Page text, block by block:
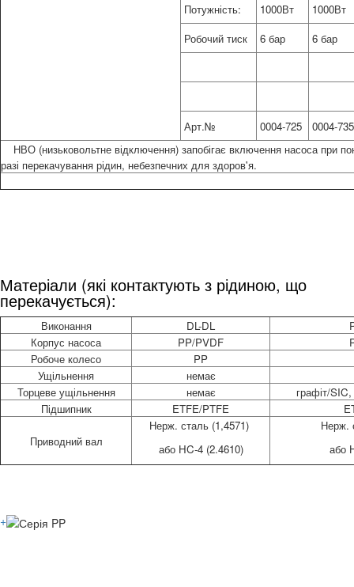
Потужність:
1000Вт
1000Вт
Робочий тиск
6 бар 6 бар
Арт.№ 0004-725
0004-735
НВО (низьковольтне відключення) запобігає включення насоса при
разі перекачування рідин, небезпечних для здоров'я.
Матеріали (які контактують з рідиною, що
перекачується):
Виконання DL-DL
Корпус насоса
PP/PVDF
Робоче колесо
PP
Ущільнення
немає
Торцеве ущільнення
немає
графіт/
Підшипник
ETFE/PTFE
Приводний вал
Нерж. сталь (1,4571)
або HC-4 (2.4610)
Нерж.
або
+